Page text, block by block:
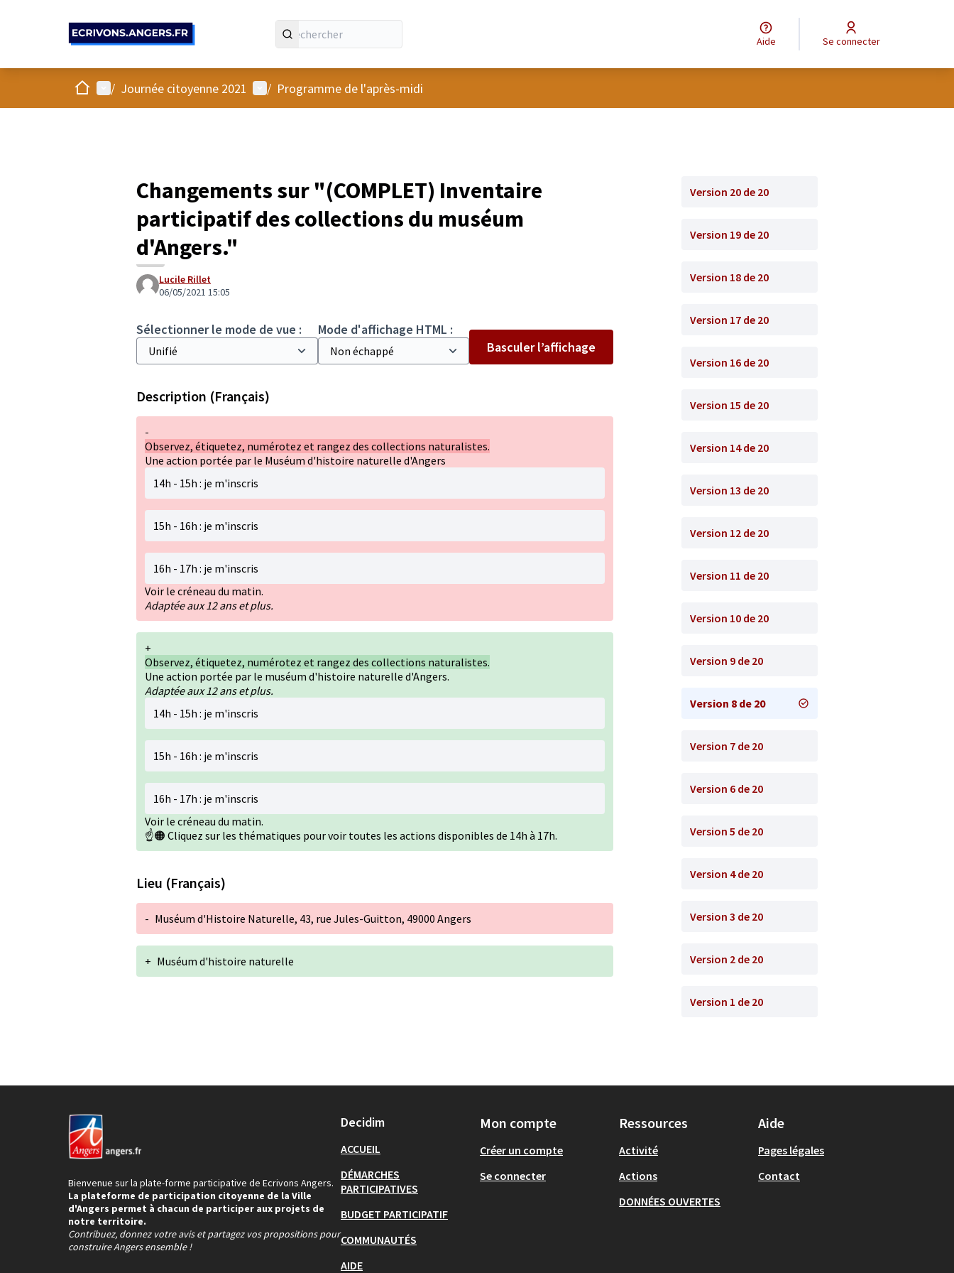
Aide Se connecter
AccueilMenu principal
/ Journée citoyenne 2021 Menu utilisateur
/ Programme de l'après-midi
Changements sur "(COMPLET) Inventaire
participatif des collections du muséum
d'Angers."
Lucile Rillet
06/05/2021 15:05
Sélectionner le mode de vue :
Mode d'affichage HTML :
Basculer l’affichage
Description (Français)
-
Observez, étiquetez, numérotez et rangez des collections naturalistes.
Une action portée par le Muséum d'histoire naturelle d'Angers
14h - 15h : je m'inscris
15h - 16h : je m'inscris
16h - 17h : je m'inscris
Voir le créneau du matin.
Adaptée aux 12 ans et plus.
+
Observez, étiquetez, numérotez et rangez des collections naturalistes.
Une action portée par le muséum d'histoire naturelle d'Angers.
Adaptée aux 12 ans et plus.
14h - 15h : je m'inscris
15h - 16h : je m'inscris
16h - 17h : je m'inscris
Voir le créneau du matin.
☝️🟠 Cliquez sur les thématiques pour voir toutes les actions disponibles de 14h à 17h.
Lieu (Français)
- Muséum d'Histoire Naturelle, 43, rue Jules-Guitton, 49000 Angers
+ Muséum d'histoire naturelle
Version 20 de 20
Version 19 de 20
Version 18 de 20
Version 17 de 20
Version 16 de 20
Version 15 de 20
Version 14 de 20
Version 13 de 20
Version 12 de 20
Version 11 de 20
Version 10 de 20
Version 9 de 20
Version 8 de 20
Version 7 de 20
Version 6 de 20
Version 5 de 20
Version 4 de 20
Version 3 de 20
Version 2 de 20
Version 1 de 20
Bienvenue sur la plate-forme participative de Ecrivons Angers.
La plateforme de participation citoyenne de la Ville
d'Angers permet à chacun de participer aux projets de
notre territoire.
Contribuez, donnez votre avis et partagez vos propositions pour
construire Angers ensemble !
Decidim
ACCUEIL
DÉMARCHES
PARTICIPATIVES
BUDGET PARTICIPATIF
COMMUNAUTÉS
AIDE
Mon compte
Créer un compte
Se connecter
Ressources
Activité
Actions
DONNÉES OUVERTES
Aide
Pages légales
Contact